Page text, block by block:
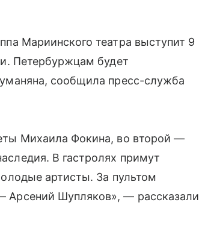
Мариинского театра выступит 9
Петербуржцам будет
сообщила пресс-служба
Михаила Фокина, во второй —
В гастролях примут
артисты. За пультом
Арсений Шупляков», — рассказали